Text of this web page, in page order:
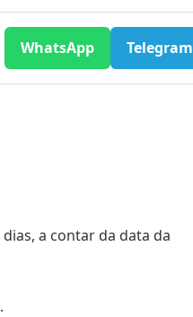
WhatsApp Telegram
a contar da data da
.